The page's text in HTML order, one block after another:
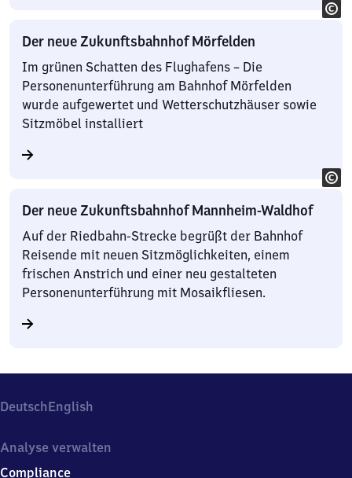
Der neue Zukunftsbahnhof Mörfelden
Im grünen Schatten des Flughafens – Die
Personenunterführung am Bahnhof Mörfelden
wurde aufgewertet und Wetterschutzhäuser sowie
Sitzmöbel installiert
Der neue Zukunftsbahnhof Mannheim-Waldhof
Auf der Riedbahn-Strecke begrüßt der Bahnhof
Reisende mit neuen Sitzmöglichkeiten, einem
frischen Anstrich und einer neu gestalteten
Personenunterführung mit Mosaikfliesen.
DeutschEnglish
Analyse verwalten
Compliance